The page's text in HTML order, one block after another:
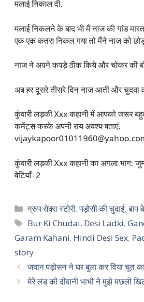
मलाई निकाल दी.
मलाई निकलने के बाद भी मैं नाज की गांड
एक एक कतरा निकल गया तो मैंने नाज को
नाज ने अपने कपड़े ठीक किये और चोकर की
अब हर दूसरे तीसरे दिन नाज आती और चुदवा
कुंवारी लड़की Xxx कहानी में आपको जरूर
कमेंट्स करके अपनी राय अवश्य बताएं.
कुंवारी लड़की Xxx कहानी का अगला भाग:
बेटियाँ- 2
Categories
ग्रुप सेक्स स्टोरी,पड़ोसी की चुदाई,बाप
Tags
Bur Ki Chudai, Desi Ladki,
Garam Kahani, Hindi Desi Sex,
story
जवान पड़ोसन ने घर बुला कर दिया चूत
मेरे लंड की दीवानी भाभी ने मुझे मछली